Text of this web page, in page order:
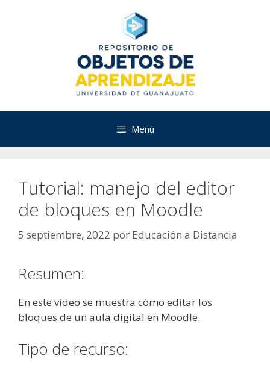
Menú
Tutorial: manejo del editor
de bloques en Moodle
5 septiembre, 2022 por Educación a Distancia
Resumen:
En este video se muestra cómo editar los
bloques de un aula digital en Moodle.
Tipo de recurso: